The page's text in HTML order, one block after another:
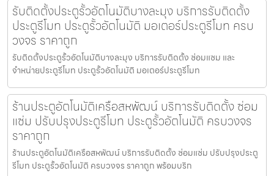
รับติดตั้งประตูรั้วอัตโนมัติบางละมุง บริการรับติดตั้ง
ประตูรีโมท ประตูรั้วอัตโนมัติ มอเตอร์ประตูรีโมท ครบ
วงจร ราคาถูก
รับติดตั้งประตูรั้วอัตโนมัติบางละมุง บริการรับติดตั้ง ซ่อมแซม และ
จำหน่ายประตูรีโมท ประตูรั้วอัตโนมัติ มอเตอร์ประตูรีโมท
ร้านประตูอัตโนมัติเครือสหพัฒน์ บริการรับติดตั้ง ซ่อม
แซ่ม ปรับปรุงประตูรีโมท ประตูรั้วอัตโนมัติ ครบวงจร
ราคาถูก
ร้านประตูอัตโนมัติเครือสหพัฒน์ บริการรับติดตั้ง ซ่อมแซ่ม ปรับปรุงประตู
รีโมท ประตูรั้วอัตโนมัติ ครบวงจร ราคาถูก พร้อมบริก